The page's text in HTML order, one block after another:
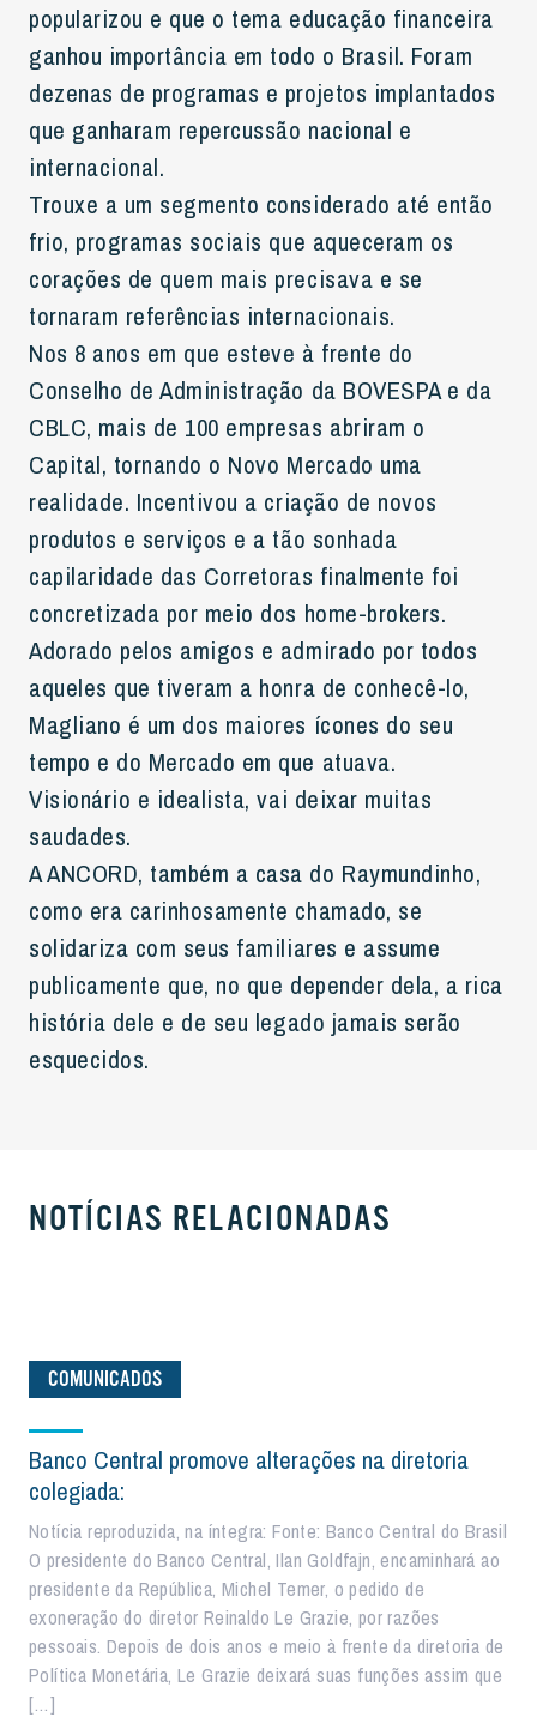
popularizou e que o tema educação financeira
ganhou importância em todo o Brasil. Foram
dezenas de programas e projetos implantados
que ganharam repercussão nacional e
internacional.
Trouxe a um segmento considerado até então
frio, programas sociais que aqueceram os
corações de quem mais precisava e se
tornaram referências internacionais.
Nos 8 anos em que esteve à frente do
Conselho de Administração da BOVESPA e da
CBLC, mais de 100 empresas abriram o
Capital, tornando o Novo Mercado uma
realidade. Incentivou a criação de novos
produtos e serviços e a tão sonhada
capilaridade das Corretoras finalmente foi
concretizada por meio dos home-brokers.
Adorado pelos amigos e admirado por todos
aqueles que tiveram a honra de conhecê-lo,
Magliano é um dos maiores ícones do seu
tempo e do Mercado em que atuava.
Visionário e idealista, vai deixar muitas
saudades.
A ANCORD, também a casa do Raymundinho,
como era carinhosamente chamado, se
solidariza com seus familiares e assume
publicamente que, no que depender dela, a rica
história dele e de seu legado jamais serão
esquecidos.
NOTÍCIAS RELACIONADAS
COMUNICADOS
Banco Central promove alterações na diretoria
colegiada:
Notícia reproduzida, na íntegra: Fonte: Banco Central do Brasil
O presidente do Banco Central, Ilan Goldfajn, encaminhará ao
presidente da República, Michel Temer, o pedido de
exoneração do diretor Reinaldo Le Grazie, por razões
pessoais. Depois de dois anos e meio à frente da diretoria de
Política Monetária, Le Grazie deixará suas funções assim que
[…]